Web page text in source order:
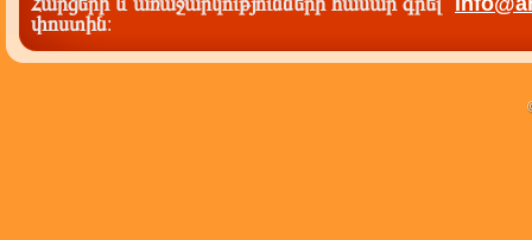
փոստին: